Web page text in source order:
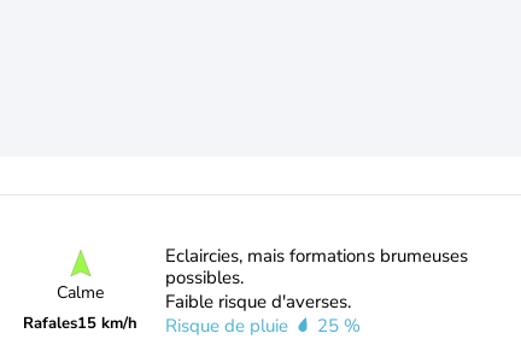
Calme
Rafales15 km/h
Eclaircies, mais formations brumeuses
possibles.
Faible risque d'averses.
Risque de pluie
25 %